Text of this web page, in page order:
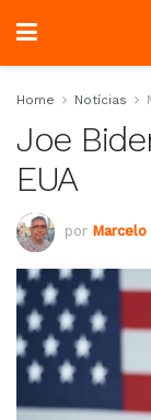
Home Notícias
Joe
EUA
por Marcelo